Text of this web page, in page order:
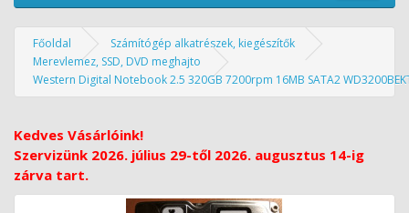
Főoldal
Számítógép alkatrészek, kiegészítők
Merevlemez, SSD, DVD meghajto
Western Digital Notebook 2.5 320GB 7200rpm 16MB SATA2
Kedves Vásárlóink!
Szervizünk 2026. július 29-től 2026. augusztus 14-ig
zárva tart.